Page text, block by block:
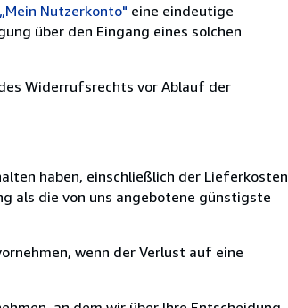
Nutzerkonto" eine eindeutige
über den Eingang eines solchen
Widerrufsrechts vor Ablauf der
haben, einschließlich der Lieferkosten
als die von uns angebotene günstigste
wenn der Verlust auf eine